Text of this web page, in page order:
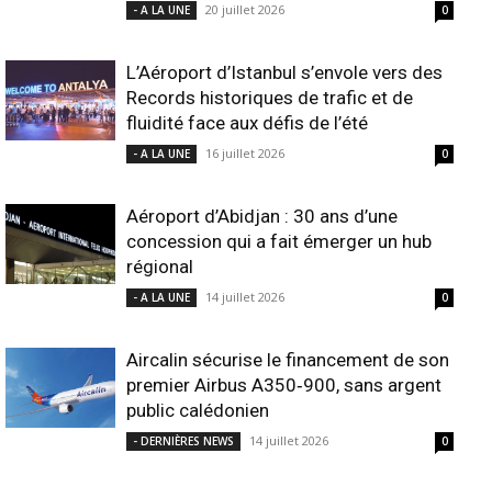
- A LA UNE 20 juillet 2026 0
L’Aéroport d’Istanbul s’envole vers des
Records historiques de trafic et de
fluidité face aux défis de l’été
- A LA UNE 16 juillet 2026 0
Aéroport d’Abidjan : 30 ans d’une
concession qui a fait émerger un hub
régional
- A LA UNE 14 juillet 2026 0
Aircalin sécurise le financement de son
premier Airbus A350‑900, sans argent
public calédonien
- DERNIÈRES NEWS 14 juillet 2026 0